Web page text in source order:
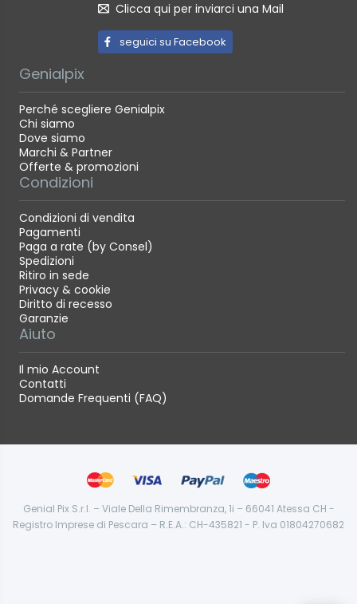
Clicca qui per inviarci una Mail
seguici su Facebook
Genialpix
Perché scegliere Genialpix
Chi siamo
Dove siamo
Marchi & Partner
Offerte & promozioni
Condizioni
Condizioni di vendita
Pagamenti
Paga a rate (by Consel)
Spedizioni
Ritiro in sede
Privacy & cookie
Diritto di recesso
Garanzie
Aiuto
Il mio Account
Contatti
Domande Frequenti (FAQ)
Genial Pix S.r.l. – Viale Della Rimembranza, 1i – 66041 Atessa CH -
Registro Imprese di Pescara – R.E.A.: CH-435821 - P. Iva 01804270682